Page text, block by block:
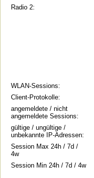
Radio 2:
WLAN-Sessions:
Client-Protokolle:
angemeldete / nicht
angemeldete Sessions:
gültige / ungültige /
unbekannte IP-Adressen:
Session Max 24h / 7d /
4w
Session Min 24h / 7d / 4w